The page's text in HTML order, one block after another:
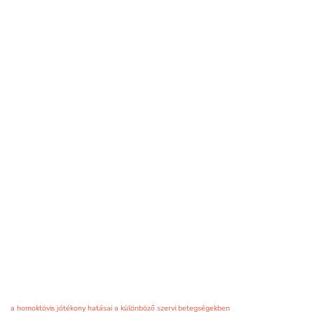
a homoktövis jótékony hatásai a különböző szervi betegségekben